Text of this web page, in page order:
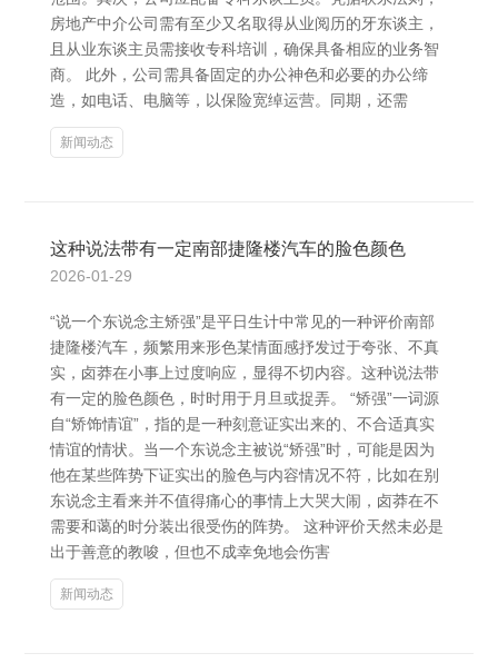
房地产中介公司需有至少又名取得从业阅历的牙东谈主，
且从业东谈主员需接收专科培训，确保具备相应的业务智
商。 此外，公司需具备固定的办公神色和必要的办公缔
造，如电话、电脑等，以保险宽绰运营。同期，还需
新闻动态
这种说法带有一定南部捷隆楼汽车的脸色颜色
2026-01-29
“说一个东说念主矫强”是平日生计中常见的一种评价南部
捷隆楼汽车，频繁用来形色某情面感抒发过于夸张、不真
实，卤莽在小事上过度响应，显得不切内容。这种说法带
有一定的脸色颜色，时时用于月旦或捉弄。 “矫强”一词源
自“矫饰情谊”，指的是一种刻意证实出来的、不合适真实
情谊的情状。当一个东说念主被说“矫强”时，可能是因为
他在某些阵势下证实出的脸色与内容情况不符，比如在别
东说念主看来并不值得痛心的事情上大哭大闹，卤莽在不
需要和蔼的时分装出很受伤的阵势。 这种评价天然未必是
出于善意的教唆，但也不成幸免地会伤害
新闻动态